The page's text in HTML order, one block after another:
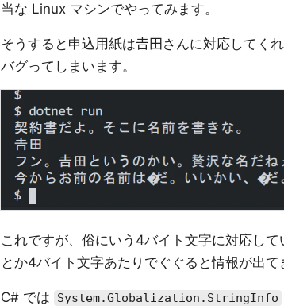
当な Linux マシンでやってみます。
そうすると申込用紙は𠮷田さんに対応してく
バグってしまいます。
これですが、俗にいう4バイト文字に対応し
とか4バイト文字あたりでぐぐると情報が出て
C# では System.Globalization.StringInfo